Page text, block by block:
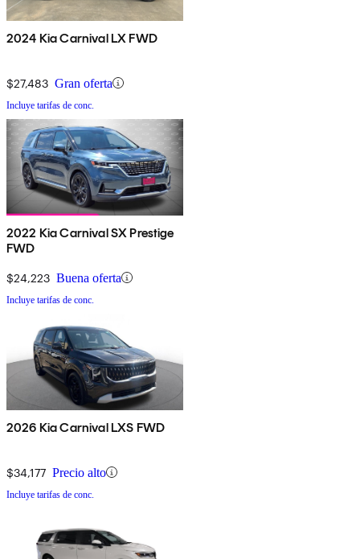
2024 Kia Carnival LX FWD
$27,483 Gran oferta
Incluye tarifas de conc.
2022 Kia Carnival SX Prestige
FWD
$24,223 Buena oferta
Incluye tarifas de conc.
2026 Kia Carnival LXS FWD
$34,177 Precio alto
Incluye tarifas de conc.